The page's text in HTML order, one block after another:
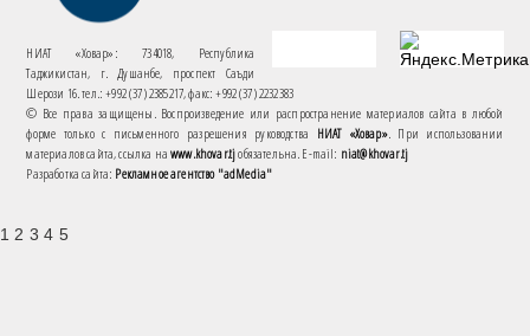
НИАТ «Ховар»: 734018, Республика
Таджикистан, г. Душанбе, проспект Саъди
Шерози 16. тел.: +992 (37) 2385217, факс: +992 (37) 2232383
© Все права защищены. Воспроизведение или распространение материалов сайта в любой
форме только с письменного разрешения руководства НИАТ «Ховар». При использовании
материалов сайта, ссылка наwww.khovar.tjобязательна. E-mail: niat@khovar.tj
Разработка сайта: Рекламное агентство "adMedia"
1 2 3 4 5